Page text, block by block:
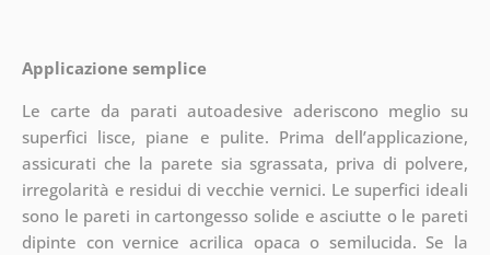
Applicazione semplice
Le carte da parati autoadesive aderiscono meglio su
superfici lisce, piane e pulite. Prima dell’applicazione,
assicurati che la parete sia sgrassata, priva di polvere,
irregolarità e residui di vecchie vernici. Le superfici ideali
sono le pareti in cartongesso solide e asciutte o le pareti
dipinte con vernice acrilica opaca o semilucida. Se la